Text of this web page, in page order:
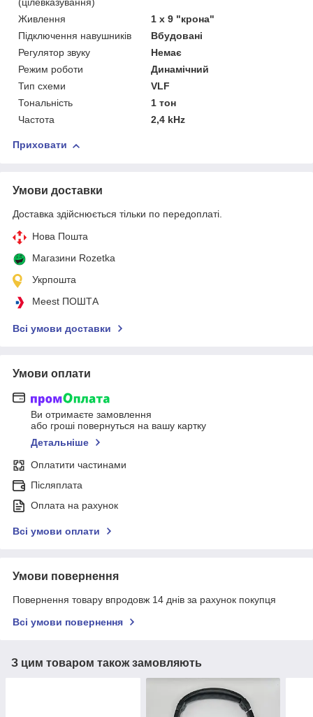
(цілевказування)
Живлення
1 х 9 "крона"
Підключення навушників
Вбудовані
Регулятор звуку
Немає
Режим роботи
Динамічний
Тип схеми
VLF
Тональність
1 тон
Частота
2,4 kHz
Приховати
Умови доставки
Доставка здійснюється тільки по передоплаті.
Нова Пошта
Магазини Rozetka
Укрпошта
Meest ПОШТА
Всі умови доставки
Умови оплати
Ви отримаєте замовлення
або гроші повернуться на вашу картку
Детальніше
Оплатити частинами
Післяплата
Оплата на рахунок
Всі умови оплати
Умови повернення
Повернення товару впродовж 14 днів за рахунок покупця
Всі умови повернення
З цим товаром також замовляють